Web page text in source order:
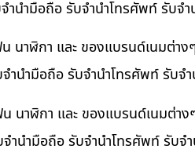
นำมือถือ รับจำนำโทรศัพท์ รับจ
นาฬิกา และ ของแบรนด์เนมต่าง
นำมือถือ รับจำนำโทรศัพท์ รับจ
นาฬิกา และ ของแบรนด์เนมต่าง
นำมือถือ รับจำนำโทรศัพท์ รับจ